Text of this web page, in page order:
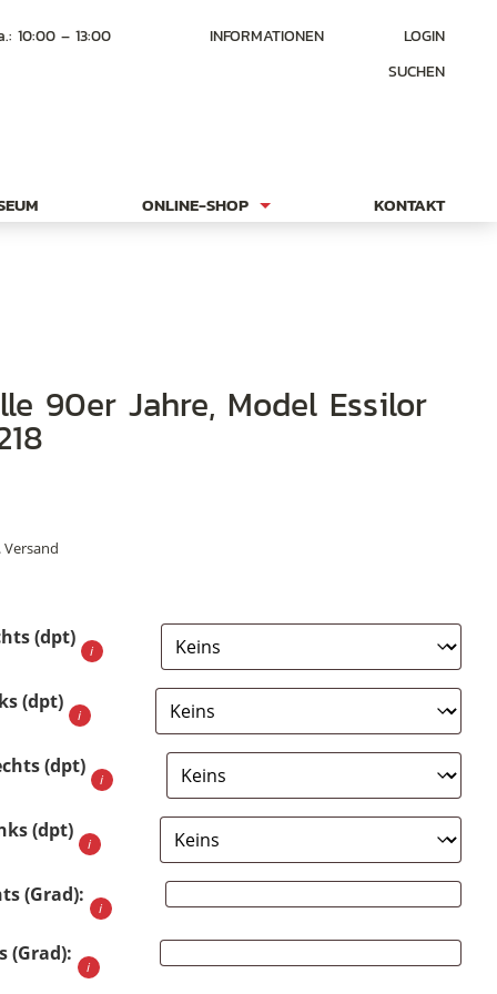
10:00 – 13:00 INFORMATIONEN
LOGIN
SUCHEN
ONLINE-SHOP KONTAKT
Versand
(dpt)
(dpt)
(dpt)
(dpt)
(Grad):
(Grad):